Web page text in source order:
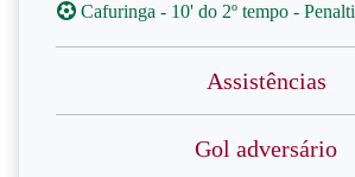
Cafuringa - 10' do 2º tempo - Penalti
Assistências
Gol adversário